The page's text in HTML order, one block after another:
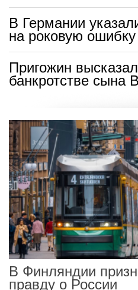
В Германии
на роковую ошибку
Пригожин
банкротстве сына
В Финляндии
правду о России